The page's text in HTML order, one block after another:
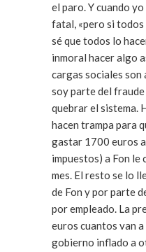
el paro. Y cuando yo digo que no, me siento
fatal, «pero si todos lo
sé que todos lo hacen. Pero creo
inmoral hacer algo
cargas sociales son
soy parte del
quebrar el sistema. Hoy en día, como tantos
hacen trampa para
gastar 1700 euros
impuestos) a Fon
mes. El resto se lo
de Fon y por parte
por empleado. La pregunta es, ¿de esos 1300
euros cuantos van
gobierno inflado a otros españoles que están